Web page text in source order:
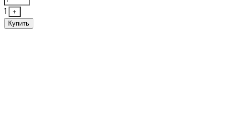
1
+
Купить